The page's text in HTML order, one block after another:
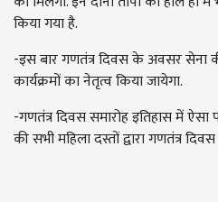
किया गया है.
-इस बार गणतंत्र दिवस के अवसर सेना
कार्यक्रमों का नेतृत्व किया जायेगा.
-गणतंत्र दिवस समारोह इतिहास में
की सभी महिला दस्तों द्वारा गणतंत्र